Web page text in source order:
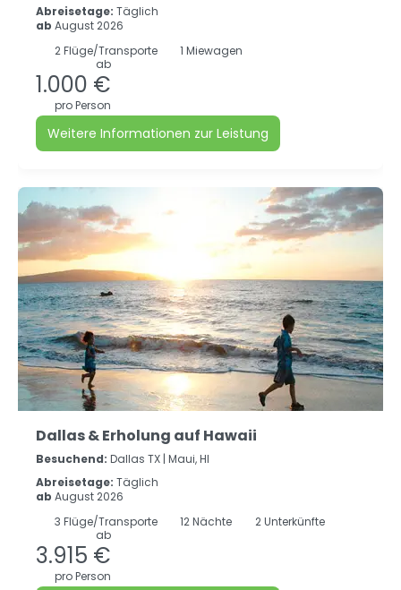
Abreisetage: Täglich
ab August 2026
2Flüge/Transporte
1 Miewagen
ab
1.000 €
pro Person
Weitere Informationen zur Leistung
Dallas & Erholung auf Hawaii
Besuchend: Dallas TX | Maui, HI
Abreisetage: Täglich
ab August 2026
3 Flüge/Transporte 12Nächte
2 Unterkünfte
ab
3.915 €
pro Person